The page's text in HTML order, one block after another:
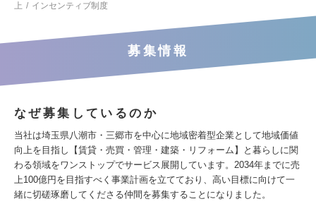
上
インセンティブ制度
募集情報
なぜ募集しているのか
当社は埼玉県八潮市・三郷市を中心に地域密着型企業として地域価値
向上を目指し【賃貸・売買・管理・建築・リフォーム】と暮らしに関
わる領域をワンストップでサービス展開しています。2034年までに売
上100億円を目指すべく事業計画を立てており、高い目標に向けて一
緒に切磋琢磨してくださる仲間を募集することになりました。